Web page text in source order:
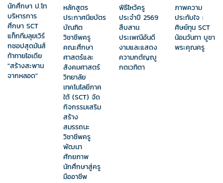
นักศึกษา ป.โท
บริหารการ
ศึกษา SCT
แท็กทีมลุยเวิร์
กชอปสุดมันส์
ท้าทายไอเดีย
"สร้างสะพาน
จากหลอด"
หลักสูตร
ประกาศนียบัตร
บัณฑิต
วิชาชีพครู
คณะศึกษา
ศาสตร์และ
สังคมศาสตร์
วิทยาลัย
เทคโนโลยีภาค
ใต้ (SCT) จัด
กิจกรรมเสริม
สร้าง
สมรรถนะ
วิชาชีพครู
พัฒนา
ศักยภาพ
นักศึกษาสู่ครู
มืออาชีพ
พิธีไหว้ครู
ประจำปี 2569
สืบสาน
ประเพณีอันดี
งามและแสดง
ความกตัญญู
กตเวทิตา
ภาพความ
ประทับใจ :
ศิษย์ทุน SCT
น้อมวันทา บูชา
พระคุณครู